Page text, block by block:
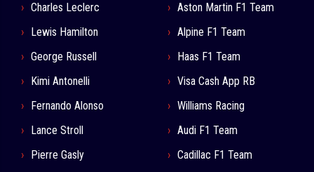
Charles Leclerc
Lewis Hamilton
George Russell
Kimi Antonelli
Fernando Alonso
Lance Stroll
Pierre Gasly
Aston Martin F1 Team
Alpine F1 Team
Haas F1 Team
Visa Cash App RB
Williams Racing
Audi F1 Team
Cadillac F1 Team